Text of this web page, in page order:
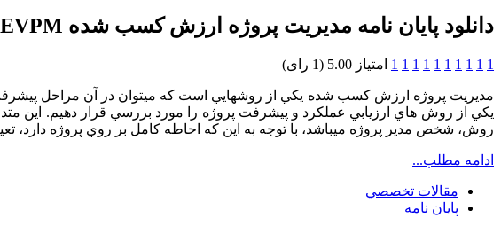
دانلود پایان نامه مديريت پروژه ارزش كسب شده EVPM
1
1
1
1
1
1
1
1
1
1 امتیاز 5.00 (1 رای)
مديريت پروژه ارزش کسب شده يکي از روشهايي است که ميتوان در آن مراحل پيشرفت
يکي از روش هاي ارزيابي عملکرد و پيشرفت پروژه را مورد بررسي قرار دهيم. اين
روش، شخص مدير پروژه ميباشد، با توجه به اين که احاطه کامل بر روي پروژه دارد،
ادامه مطلب...
مقالات تخصصي
پایان نامه